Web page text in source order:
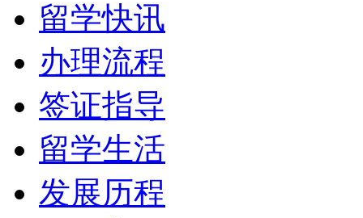
留学快讯
办理流程
签证指导
留学生活
发展历程